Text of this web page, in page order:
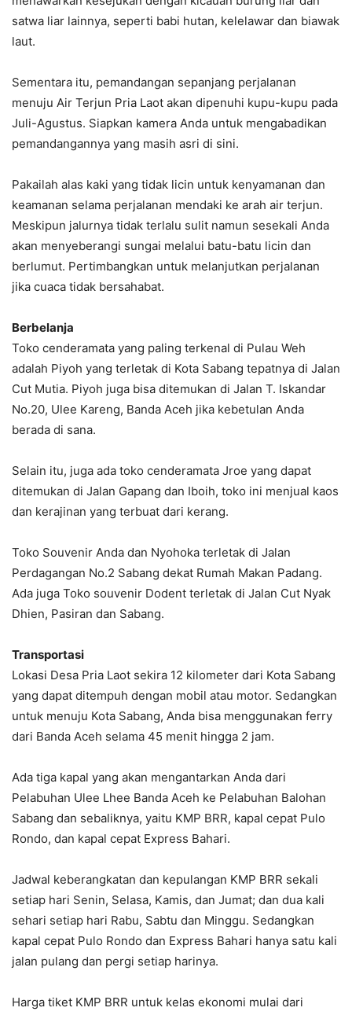
satwa liar lainnya, seperti babi hutan, kelelawar dan biawak
laut.
Sementara itu, pemandangan sepanjang perjalanan
menuju Air Terjun Pria Laot akan dipenuhi kupu-kupu pada
Juli-Agustus. Siapkan kamera Anda untuk mengabadikan
pemandangannya yang masih asri di sini.
Pakailah alas kaki yang tidak licin untuk kenyamanan dan
keamanan selama perjalanan mendaki ke arah air terjun.
Meskipun jalurnya tidak terlalu sulit namun sesekali Anda
akan menyeberangi sungai melalui batu-batu licin dan
berlumut. Pertimbangkan untuk melanjutkan perjalanan
jika cuaca tidak bersahabat.
Berbelanja
Toko cenderamata yang paling terkenal di Pulau Weh
adalah Piyoh yang terletak di Kota Sabang tepatnya di Jalan
Cut Mutia. Piyoh juga bisa ditemukan di Jalan T. Iskandar
No.20, Ulee Kareng, Banda Aceh jika kebetulan Anda
berada di sana.
Selain itu, juga ada toko cenderamata Jroe yang dapat
ditemukan di Jalan Gapang dan Iboih, toko ini menjual kaos
dan kerajinan yang terbuat dari kerang.
Toko Souvenir Anda dan Nyohoka terletak di Jalan
Perdagangan No.2 Sabang dekat Rumah Makan Padang.
Ada juga Toko souvenir Dodent terletak di Jalan Cut Nyak
Dhien, Pasiran dan Sabang.
Transportasi
Lokasi Desa Pria Laot sekira 12 kilometer dari Kota Sabang
yang dapat ditempuh dengan mobil atau motor. Sedangkan
untuk menuju Kota Sabang, Anda bisa menggunakan ferry
dari Banda Aceh selama 45 menit hingga 2 jam.
Ada tiga kapal yang akan mengantarkan Anda dari
Pelabuhan Ulee Lhee Banda Aceh ke Pelabuhan Balohan
Sabang dan sebaliknya, yaitu KMP BRR, kapal cepat Pulo
Rondo, dan kapal cepat Express Bahari.
Jadwal keberangkatan dan kepulangan KMP BRR sekali
setiap hari Senin, Selasa, Kamis, dan Jumat; dan dua kali
sehari setiap hari Rabu, Sabtu dan Minggu. Sedangkan
kapal cepat Pulo Rondo dan Express Bahari hanya satu kali
jalan pulang dan pergi setiap harinya.
Harga tiket KMP BRR untuk kelas ekonomi mulai dari